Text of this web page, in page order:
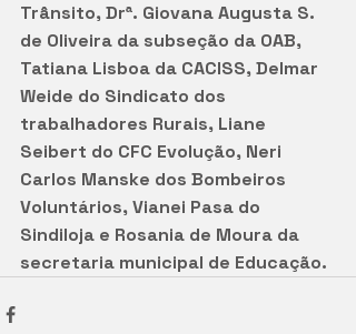
Trânsito, Drª. Giovana Augusta S.
de Oliveira da subseção da OAB,
Tatiana Lisboa da CACISS, Delmar
Weide do Sindicato dos
trabalhadores Rurais, Liane
Seibert do CFC Evolução, Neri
Carlos Manske dos Bombeiros
Voluntários, Vianei Pasa do
Sindiloja e Rosania de Moura da
secretaria municipal de Educação.